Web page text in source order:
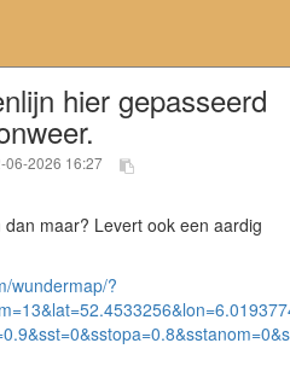
hier gepasseerd
06-2026 16:27
maar? Levert ook een aardig
wundermap/?